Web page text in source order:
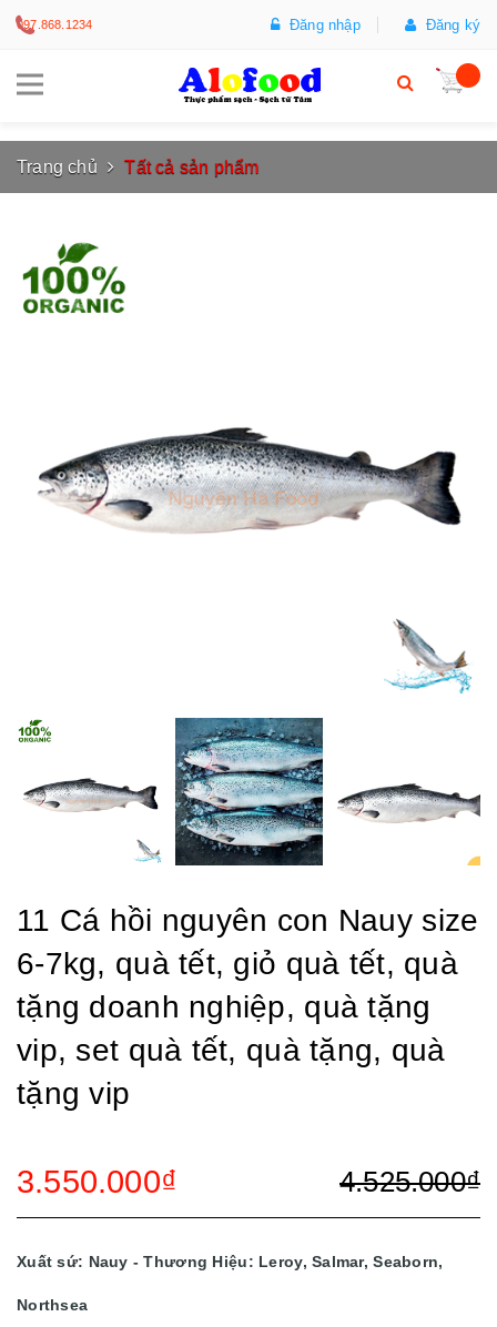
097.868.1234 Đăng nhập Đăng ký
Trang chủ Tất cả sản phẩm
11 Cá hồi nguyên con Nauy size
6-7kg, quà tết, giỏ quà tết, quà
tặng doanh nghiệp, quà tặng
vip, set quà tết, quà tặng, quà
tặng vip
3.550.000₫ 4.525.000₫
Xuất sứ: Nauy - Thương Hiệu: Leroy, Salmar, Seaborn,
Northsea